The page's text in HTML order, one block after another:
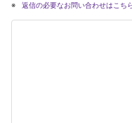
返信の必要なお問い合わせはこち